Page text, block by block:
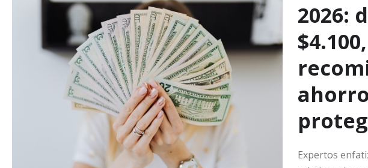
2026:
Expertos